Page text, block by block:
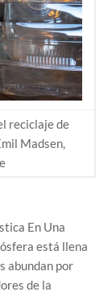
reciclaje de
Madsen,
En Una
está llena
abundan por
de la